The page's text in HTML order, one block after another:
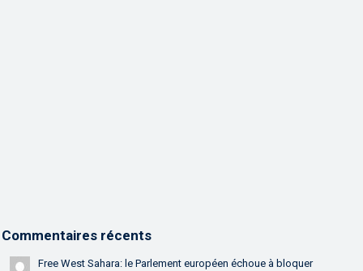
Commentaires récents
Free West Sahara: le Parlement européen échoue à bloquer